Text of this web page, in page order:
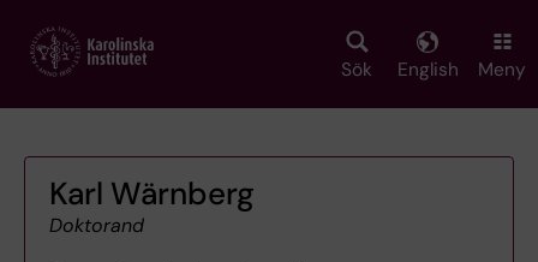
main
Sök English Meny
Karl Wärnberg
Doktorand